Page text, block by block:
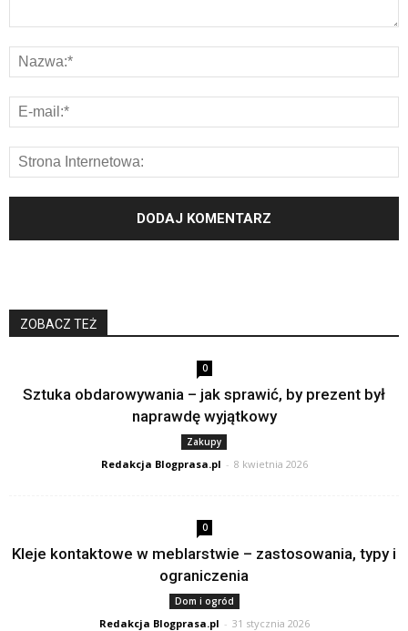
ZOBACZ TEŻ
0
Sztuka obdarowywania – jak sprawić, by prezent był
naprawdę wyjątkowy
Zakupy
Redakcja Blogprasa.pl - 8 kwietnia 2026
0
Kleje kontaktowe w meblarstwie – zastosowania, typy i
ograniczenia
Dom i ogród
Redakcja Blogprasa.pl - 31 stycznia 2026